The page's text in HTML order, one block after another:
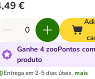
€
Ganhe 4 zooPontos
produto
Entrega em 2-5 dias úteis. mais